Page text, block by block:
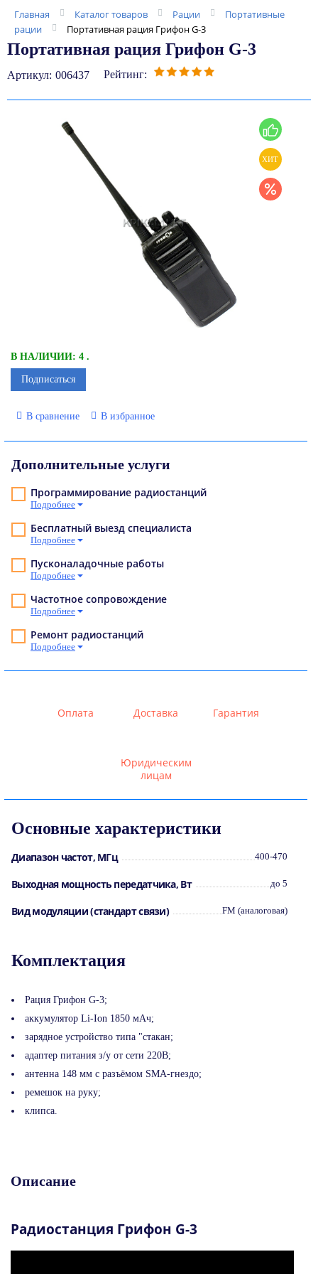
Главная Каталог товаров Рации
Портативные
рации
Портативная рация Грифон G-3
Портативная рация Грифон G-3
Артикул: 006437 Рейтинг:
ХИТ
В НАЛИЧИИ: 4 .
Подписаться
В сравнение В избранное
Дополнительные услуги
Программирование радиостанций
Подробнее
Бесплатный выезд специалиста
Подробнее
Пусконаладочные работы
Подробнее
Частотное сопровождение
Подробнее
Ремонт радиостанций
Подробнее
Оплата Доставка Гарантия
Юридическим
лицам
Основные характеристики
Диапазон частот, МГц 400-470
Выходная мощность передатчика, Вт до 5
Вид модуляции (стандарт связи) FM (аналоговая)
Комплектация
Рация Грифон G-3;
аккумулятор Li-Ion 1850 мАч;
зарядное устройство типа "стакан;
адаптер питания з/у от сети 220В;
антенна 148 мм с разъёмом SMA-гнездо;
ремешок на руку;
клипса.
Описание
Радиостанция Грифон G-3